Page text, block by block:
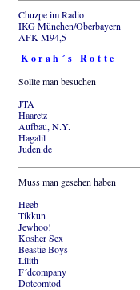
Chuzpe im Radio
IKG München/Oberbayern
AFK M94,5
Korah´s Rotte
Sollte man besuchen
JTA
Haaretz
Aufbau, N.Y.
Hagalil
Juden.de
Muss man gesehen haben
Heeb
Tikkun
Jewhoo!
Kosher Sex
Beastie Boys
Lilith
F´dcompany
Dotcomtod